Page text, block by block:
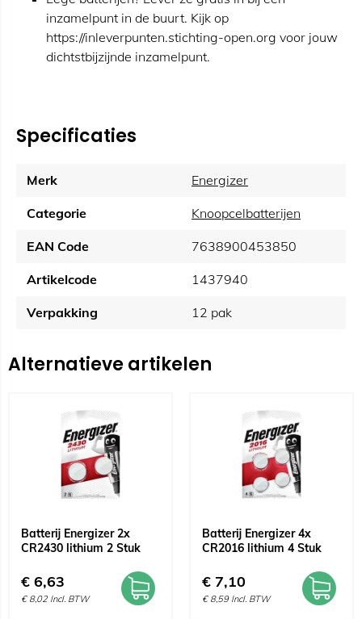
inzamelpunt in de buurt. Kijk op
https://inleverpunten.stichting-open.org voor jouw
dichtstbijzijnde inzamelpunt.
Specificaties
Merk Energizer
Categorie Knoopcelbatterijen
EAN Code 7638900453850
Artikelcode 1437940
Verpakking 12 pak
Alternatieve artikelen
Batterij Energizer 2x
CR2430 lithium 2 Stuk
€ 6,63
€ 8,02 Incl. BTW
Batterij Energizer 4x
CR2016 lithium 4 Stuk
€ 7,10
€ 8,59 Incl. BTW